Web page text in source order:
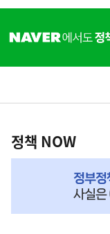
단
배
영
책
NOW,
정책 NOW